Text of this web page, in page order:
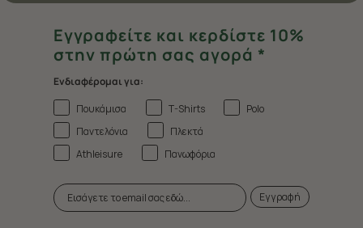
Εγγραφείτε και κερδίστε 10%
στην πρώτη σας αγορά *
Ενδιαφέρομαι για:
Πουκάμισα
T-Shirts
Polo
Παντελόνια
Πλεκτά
Athleisure
Πανωφόρια
Εγγραφή